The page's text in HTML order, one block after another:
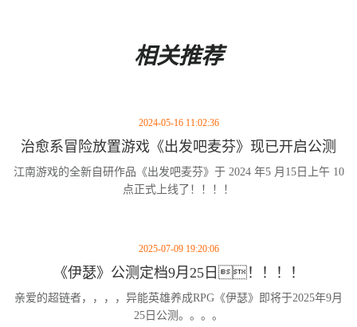
相关推荐
2024-05-16 11:02:36
治愈系冒险放置游戏《出发吧麦芬》现已开启公测
江南游戏的全新自研作品《出发吧麦芬》于 2024 年5 月15日上午 10
点正式上线了！！！！
2025-07-09 19:20:06
《伊瑟》公测定档9月25日！！！！
亲爱的超链者，，，，异能英雄养成RPG《伊瑟》即将于2025年9月
25日公测。。。。